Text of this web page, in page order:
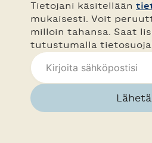
Tietojani käsitellään
mukaisesti. Voit
milloin tahansa. Saat
tutustumalla
Lähetä